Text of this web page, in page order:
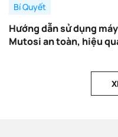
Bí Quyết
Hướng dẫn sử dụng
Mutosi an toàn, hiệu